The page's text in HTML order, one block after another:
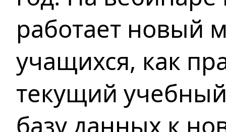
работает новый
учащихся, как
текущий
базу данных к